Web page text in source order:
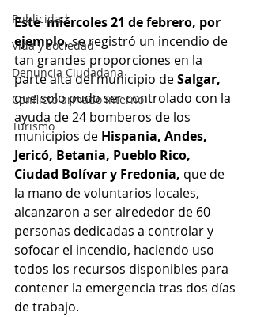
Publicidad
Vida y sociedad
Denuncia Ciudadana
Conflicto armado interno
Turismo
Este  miércoles 21 de febrero, por
ejemplo, se registró un incendio de
tan grandes proporciones en la
parte alta del municipio de Salgar,
que solo pudo ser controlado con la
ayuda de 24 bomberos de los
municipios de Hispania, Andes,
Jericó, Betania, Pueblo Rico,
Ciudad Bolívar y Fredonia, que de
la mano de voluntarios locales,
alcanzaron a ser alrededor de 60
personas dedicadas a controlar y
sofocar el incendio, haciendo uso
todos los recursos disponibles para
contener la emergencia tras dos días
de trabajo.